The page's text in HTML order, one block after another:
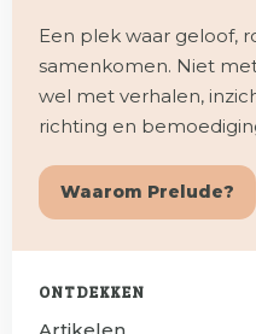
Een plek waar geloof,
samenkomen. Niet
wel met verhalen,
richting en
Waarom Prelude?
ONTDEKKEN